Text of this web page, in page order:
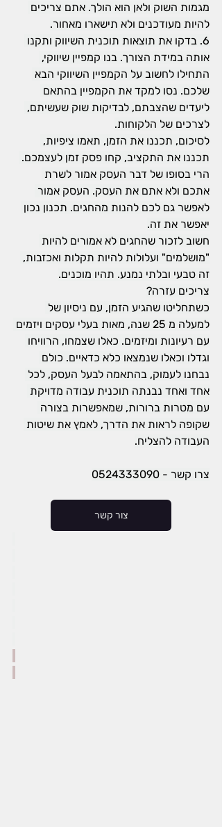
מגמות השוק ולאן הוא הולך. אתם צריכים
להיות מעודכנים ולא תישארו מאחור.
6. בדקו את תוצאות תוכנית השיווק ותקנו
אותה במידת הצורך. בנו קמפיין שיווקי,
התחילו לחשוב על הקמפיין השיווקי הבא
שלכם. נסו למקד את הקמפיין בהתאם
ליעדים שהצבתם, לבדיקות שוק שעשיתם,
לצרכים של הלקוחות.
לסיכום, תכננו את הזמן, תאמו ציפיות,
תכננו את התקציב, קחו פסק זמן לעצמכם.
הרי בסופו של דבר העסק אמור לשרת
אתכם ולא אתם את העסק. העסק אמור
לאפשר גם לכם להנות מהחגים. תכנון נכון
יאפשר את זה.
חשוב לזכור שהחגים לא אמורים להיות
"מושלמים" ועלולות להיות תקלות ואכזבות,
זה טבעי ובלתי נמנע. תהיו מוכנים.
צריכים עזרה?
כשתחליטו שהגיע הזמן, עם ניסיון של
למעלה מ 25 שנה, מאות בעלי עסקים ויזמים
עם רעיונות ומיזמים. כאלו שצמחו, הרוויחו
וגדלו וכאלו שנמצאו כלא כדאיים. כולם
נבחנו לעמוק, בהתאמה לבעל העסק, לכל
אחד ואחד נבנתה תוכנית עבודה מדויקת
עם מטרות ברורות, שמאפשרות בצורה
שקופה לראות את הדרך, לאמץ את שיטות
העבודה להצליח.
צרו קשר - 0524333090
צור קשר